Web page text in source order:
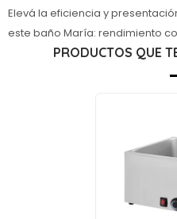
Elevá la eficiencia y
este baño María: rendimiento
PRODUCTOS QUE